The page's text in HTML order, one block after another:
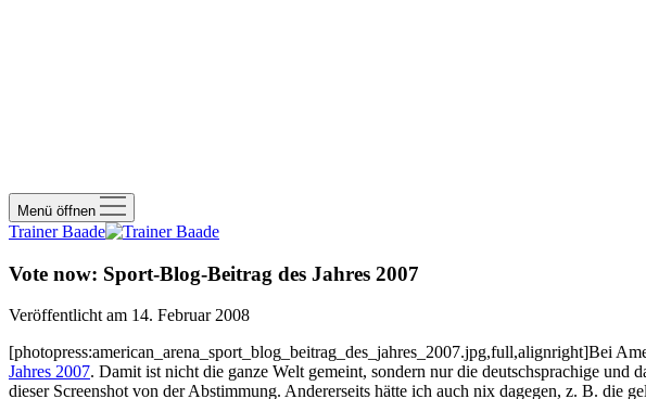
Menü öffnen
Trainer Baade
Vote now: Sport-Blog-Beitrag des Jahres 2007
Veröffentlicht am 14. Februar 2008
[photopress:american_arena_sport_blog_beitrag_des_jahres_2007.jpg,full,alignright]Bei
Jahres 2007. Damit ist nicht die ganze Welt gemeint, sondern nur die deutschsprachige
dieser Screenshot von der Abstimmung. Andererseits hätte ich auch nix dagegen, z. B. die